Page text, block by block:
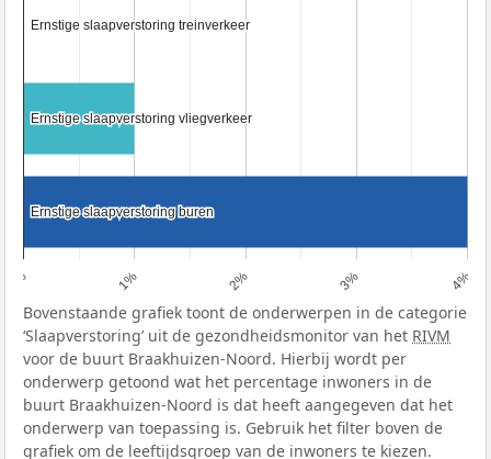
0% 1% 2% 3% 4%
Ernstige slaapverstoring treinverkeer
Ernstige slaapverstoring treinverkeer
Ernstige slaapverstoring vliegverkeer
Ernstige slaapverstoring vliegverkeer
Ernstige slaapverstoring buren
Ernstige slaapverstoring buren
Bovenstaande grafiek toont de onderwerpen in de categorie
‘Slaapverstoring’ uit de gezondheidsmonitor van het RIVM
voor de buurt Braakhuizen-Noord. Hierbij wordt per
onderwerp getoond wat het percentage inwoners in de
buurt Braakhuizen-Noord is dat heeft aangegeven dat het
onderwerp van toepassing is. Gebruik het filter boven de
grafiek om de leeftijdsgroep van de inwoners te kiezen.